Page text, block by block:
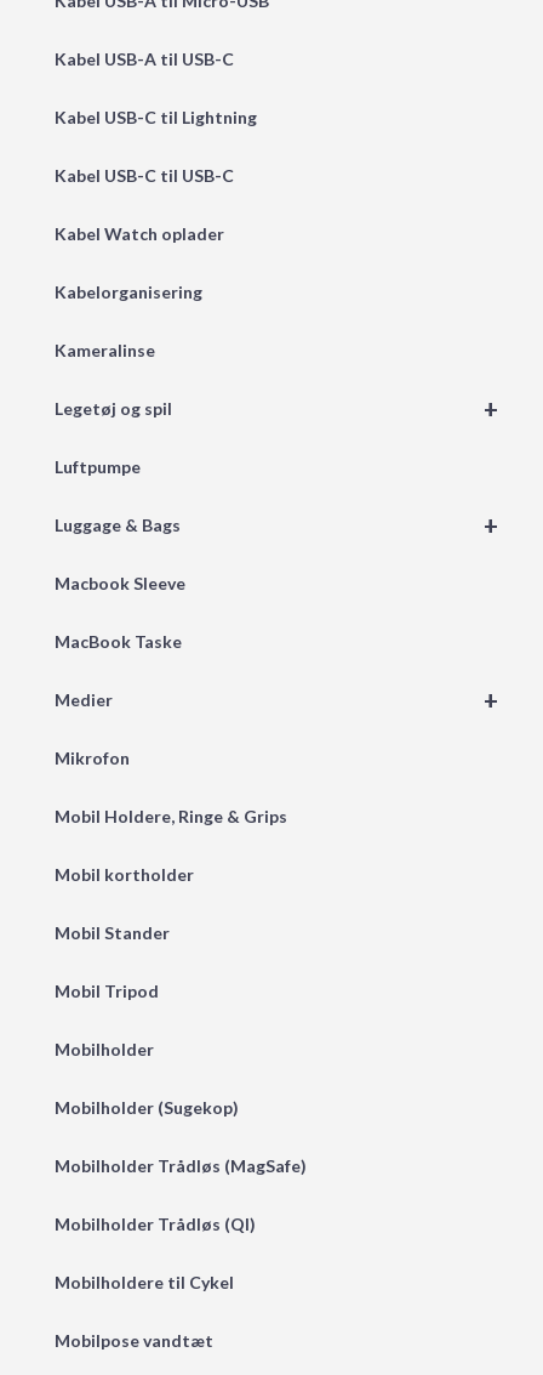
Kabel USB-A til USB-C
Kabel USB-C til Lightning
Kabel USB-C til USB-C
Kabel Watch oplader
Kabelorganisering
Kameralinse
+
Legetøj og spil
Luftpumpe
+
Luggage & Bags
Macbook Sleeve
MacBook Taske
+
Medier
Mikrofon
Mobil Holdere, Ringe & Grips
Mobil kortholder
Mobil Stander
Mobil Tripod
Mobilholder
Mobilholder (Sugekop)
Mobilholder Trådløs (MagSafe)
Mobilholder Trådløs (QI)
Mobilholdere til Cykel
Mobilpose vandtæt